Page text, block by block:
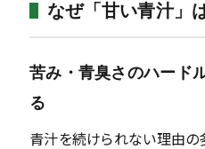
FAQ・お問い合わせ
close
なぜ「甘い青汁」
苦み・青臭さのハード
る
青汁を続けられない理由の